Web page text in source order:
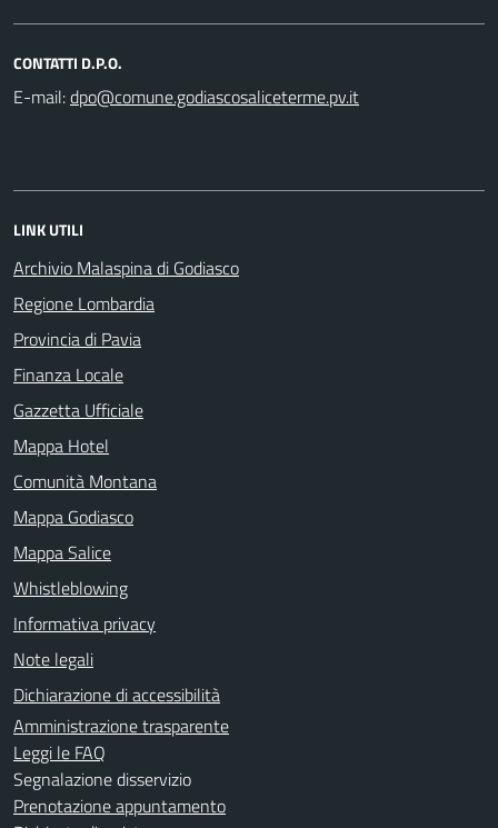
CONTATTI D.P.O.
E-mail:
LINK UTILI
Archivio Malaspina di Godiasco
Regione Lombardia
Provincia di Pavia
Finanza Locale
Gazzetta Ufficiale
Mappa Hotel
Comunità Montana
Mappa Godiasco
Mappa Salice
Whistleblowing
Informativa privacy
Note legali
Dichiarazione di accessibilità
Amministrazione trasparente
Leggi le FAQ
Segnalazione disservizio
Prenotazione appuntamento